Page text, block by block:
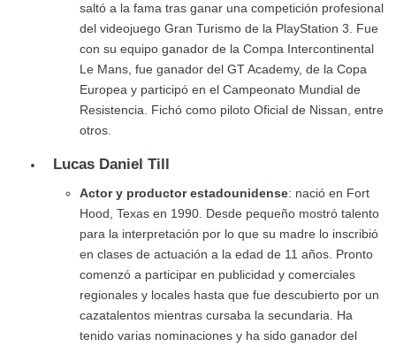
saltó a la fama tras ganar una competición profesional
del videojuego Gran Turismo de la PlayStation 3. Fue
con su equipo ganador de la Compa Intercontinental
Le Mans, fue ganador del GT Academy, de la Copa
Europea y participó en el Campeonato Mundial de
Resistencia. Fichó como piloto Oficial de Nissan, entre
otros.
Lucas Daniel Till
Actor y productor estadounidense: nació en Fort
Hood, Texas en 1990. Desde pequeño mostró talento
para la interpretación por lo que su madre lo inscribió
en clases de actuación a la edad de 11 años. Pronto
comenzó a participar en publicidad y comerciales
regionales y locales hasta que fue descubierto por un
cazatalentos mientras cursaba la secundaria. Ha
tenido varias nominaciones y ha sido ganador del